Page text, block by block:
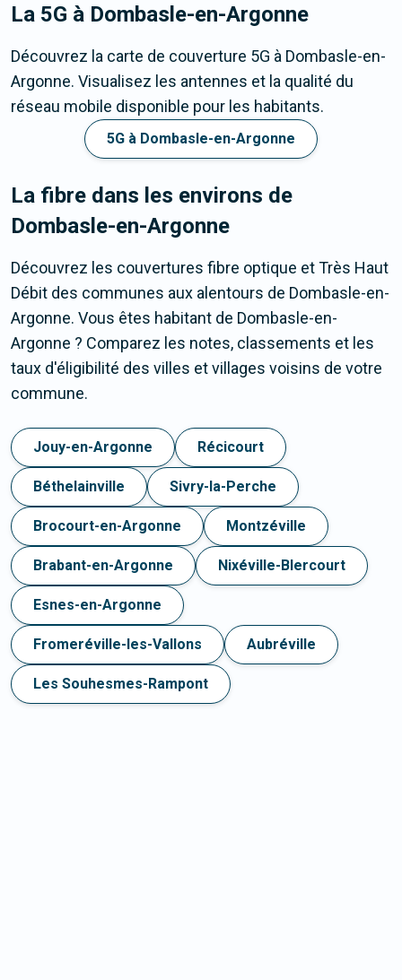
La 5G à Dombasle-en-Argonne
Découvrez la carte de couverture 5G à Dombasle-en-
Argonne. Visualisez les antennes et la qualité du
réseau mobile disponible pour les habitants.
5G à Dombasle-en-Argonne
La fibre dans les environs de
Dombasle-en-Argonne
Découvrez les couvertures fibre optique et Très Haut
Débit des communes aux alentours de Dombasle-en-
Argonne. Vous êtes habitant de Dombasle-en-
Argonne ? Comparez les notes, classements et les
taux d'éligibilité des villes et villages voisins de votre
commune.
Jouy-en-Argonne Récicourt
Béthelainville Sivry-la-Perche
Brocourt-en-Argonne Montzéville
Brabant-en-Argonne Nixéville-Blercourt
Esnes-en-Argonne
Fromeréville-les-Vallons Aubréville
Les Souhesmes-Rampont